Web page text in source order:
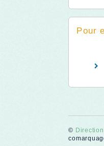
Pour
©